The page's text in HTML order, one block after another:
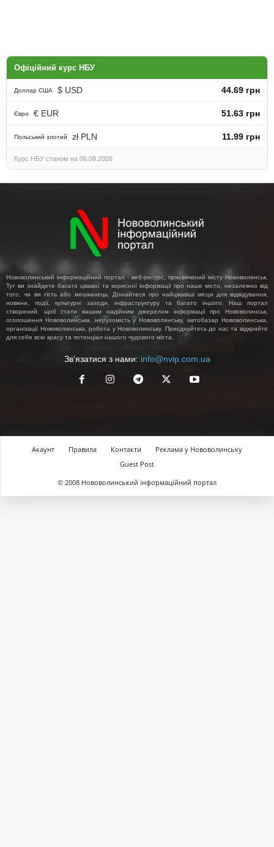
Офіційний курс НБУ
Доллар США $ USD 44.69 грн
Євро € EUR 51.63 грн
Польський злотий zł PLN 11.99 грн
Курс НБУ станом на 06.08.2026
Нововолинський інформаційний портал - веб-ресурс, присвячений місту Нововолинськ.
Тут ви знайдете багато цікавої та корисної інформації про наше місто, незалежно від
того, чи ви гість або мешканець. Дізнайтеся про найцікавіші місця для відвідування,
новини, події, культурні заходи, інфраструктуру та багато іншого. Наш портал
створений, щоб стати вашим надійним джерелом інформації про Нововолинськ,
оголошення Нововолинська, нерухомість у Нововолинську, автобазар Нововолинська,
організації Нововолинська, робота у Нововолинську. Приєднуйтесь до нас та відкрийте
для себе всю красу та потенціал нашого чудового міста.
Зв'язатися з нами: info@nvip.com.ua
Акаунт Правила Контакти
Реклама у Нововолинську
Guest Post
© 2008 Нововолинський інформаційний портал